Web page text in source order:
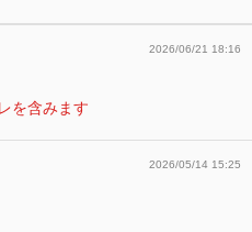
2026/06/21 18:16
を含みます
2026/05/14 15:25